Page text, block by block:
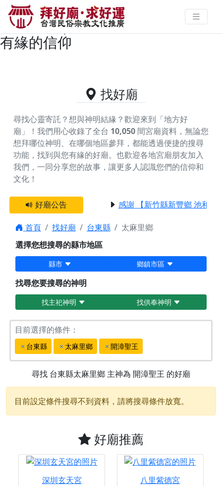
台東縣太麻里鄉主神為開漳聖王的
好廟資料｜拜好廟求好運 找到與您
有緣的信仰
找好廟
尋找心靈寄託？想與神明結緣？歡迎來到「地方好
廟」！我們用心收錄了全台 10,050 間宮廟資料，無論您
想拜哪位神明、在哪個地區參拜，都能透過便捷的搜尋
功能，找到與您有緣的好廟。 也歡迎各地宮廟朋友加入
我們，一同分享您的故事，讓更多人認識您們的信仰和
文化！
好廟公告 感謝 【新竹縣新豐鄉 池和宮
首頁 找好廟 台東縣
太麻里鄉
選擇您想搜尋的縣市地區
縣市 鄉鎮市區
找尋您要搜尋的神明
找主祀神明 找供奉神明
目前選擇的條件：
台東縣 太麻里鄉 開漳聖王
尋找 台東縣太麻里鄉 主神為 開漳聖王 的好廟
目前設定條件搜尋不到資料，請將搜尋條件放寬。
好廟推薦
深圳玄天宮
八里紫德宮